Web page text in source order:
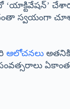
‘యాక్టివేషన్’
స్వయంగా
ఆలోచనలు